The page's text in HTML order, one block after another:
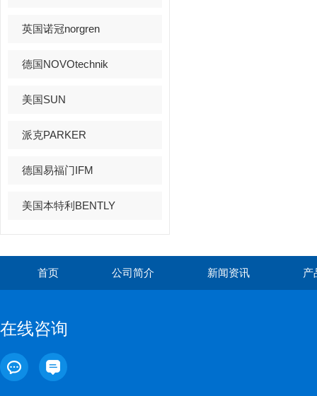
英国诺冠norgren
德国NOVOtechnik
美国SUN
派克PARKER
德国易福门IFM
美国本特利BENTLY
首页 公司简介 新闻资讯 产
在线咨询